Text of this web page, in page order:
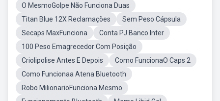
O MesmoGolpe Não Funciona Duas
Titan Blue 12X Reclamações
Sem Peso Cápsula
Secaps MaxFunciona
Conta PJ Banco Inter
100 Peso Emagrecedor Com Posição
Criolipolise Antes E Depois
Como FuncionaO Caps 2
Como Funcionaa Atena Bluetooth
Robo MilionarioFunciona Mesmo